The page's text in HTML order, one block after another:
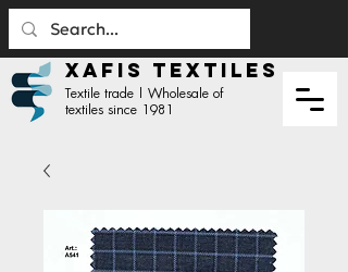
XAFIS TEXTILES
Textile trade | Wholesale of
textiles since 1981